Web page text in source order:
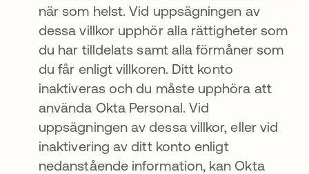
när som helst. Vid uppsägningen av
dessa villkor upphör alla rättigheter som
du har tilldelats samt alla förmåner som
du får enligt villkoren. Ditt konto
inaktiveras och du måste upphöra att
använda Okta Personal. Vid
uppsägningen av dessa villkor, eller vid
inaktivering av ditt konto enligt
nedanstående information, kan Okta